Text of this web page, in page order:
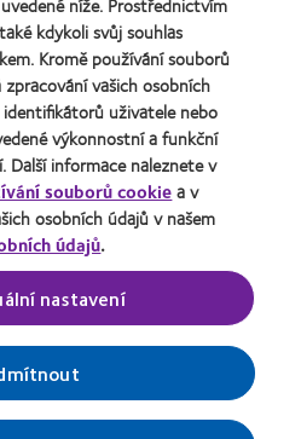
cookie
služeb
CooperCompanies| Kontaktní
jsou zdravotnické prostředky
kdykoli svůj souhlas
Kromě používání souborů
vašich osobních
uživatele nebo
výkonnostní a funkční
Další informace naleznete v
souborů cookiea v
osobních údajů v našem
údajů.
nastavení